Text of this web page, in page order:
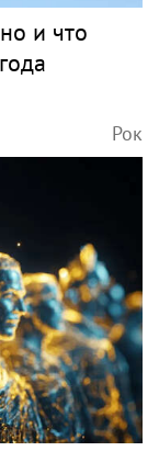
и что
Рок